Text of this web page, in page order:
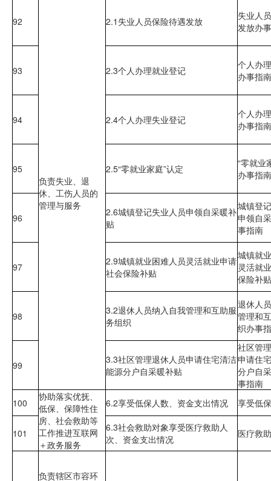
92
负责失业、退
休、工伤人员的
管理与服务
2.1失业人员保险待遇发放
失业人
发放办
93 2.3个人办理就业登记
个人办
办事指南
94 2.4个人办理失业登记
个人办
办事指南
95 2.5“零就业家庭”认定
“零就业
办事指南
96
2.6城镇登记失业人员申领自采暖补
贴
城镇登
申领自
事指南
97
2.9城镇就业困难人员灵活就业申请
社会保险补贴
城镇就
灵活就
保险补
98
3.2退休人员纳入自我管理和互助服
务组织
退休人
管理和
织办事
99
3.3社区管理退休人员申请住宅清洁
能源分户自采暖补贴
社区管
申请住
分户自
事指南
100
协助落实优抚、
低保、保障性住
房、社会救助等
工作推进互联网
＋政务服务
6.2享受低保人数、资金支出情况 享受低
101
6.3社会救助对象享受医疗救助人
次、资金支出情况
医疗救
负责辖区市容环